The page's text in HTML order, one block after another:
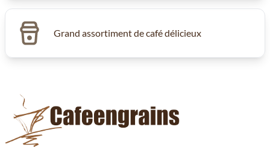
Grand assortiment de café délicieux